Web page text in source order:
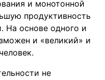
и монотонной
продуктивность
На основе одного и
и «великий» и
не